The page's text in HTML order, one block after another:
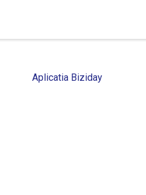
Aplicatia Biziday